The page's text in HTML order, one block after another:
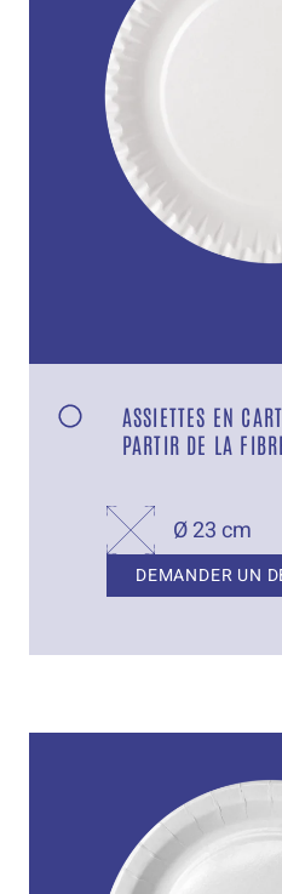
ASSIETTES EN
PARTIR DE LA
Ø 23 cm
DEMANDER UN